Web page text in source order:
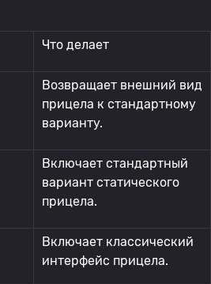
Что делает
Возвращает внешний вид
прицела к стандартному
варианту.
Включает стандартный
вариант статического
прицела.
Включает классический
интерфейс прицела.